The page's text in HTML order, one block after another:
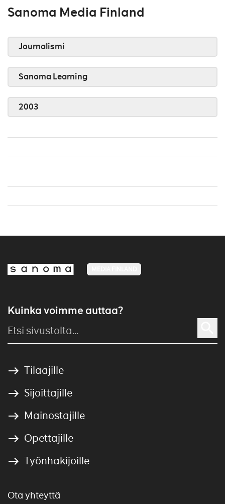
Sanoma Media Finland
Journalismi
Sanoma Learning
2003
Kuinka voimme auttaa?
Tilaajille
Sijoittajille
Mainostajille
Opettajille
Työnhakijoille
Ota yhteyttä